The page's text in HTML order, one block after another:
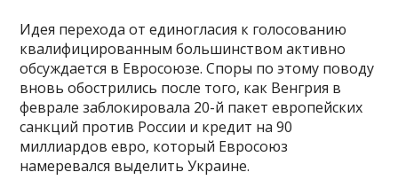
Идея перехода от единогласия к голосованию
квалифицированным большинством активно
обсуждается в Евросоюзе. Споры по этому поводу
вновь обострились после того, как Венгрия в
феврале заблокировала 20-й пакет европейских
санкций против России и кредит на 90
миллиардов евро, который Евросоюз
намеревался выделить Украине.